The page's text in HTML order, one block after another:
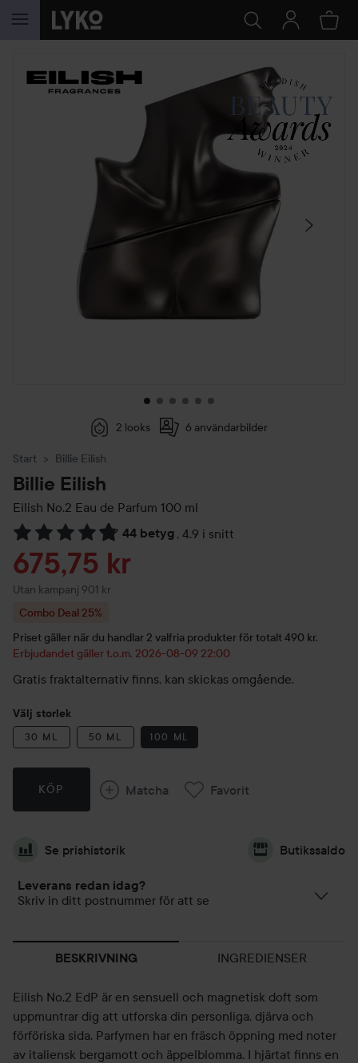
HOPPA TILL INNEHÅLLET
HOPPA ÖVER SEKTIONEN
2 looks 6 användarbilder
Start Billie Eilish
Billie Eilish
Eilish No.2 Eau de Parfum 100 ml
44 betyg , 4.9 i snitt
Hoppa till Betyg & kommentarer
Reapris
675,75 kr
Utan kampanj 901 kr
Combo Deal 25%
Priset gäller när du handlar 2 valfria produkter för totalt 490 kr.
Erbjudandet gäller t.o.m. 2026-08-09 22:00
Gratis fraktalternativ finns, kan skickas omgående.
Välj storlek
30 ML 50 ML 100 ML
KÖP Matcha Favorit
Se prishistorik Butikssaldo
Leverans redan idag?
Skriv in ditt postnummer för att se
BESKRIVNING INGREDIENSER
Eilish No.2 EdP är en sensuell och magnetisk doft som
uppmuntrar dig att utforska din personliga, djärva och
förföriska sida. Parfymen har en fräsch öppning med noter
av italiensk bergamott och äppelblomma. I hjärtat finns en